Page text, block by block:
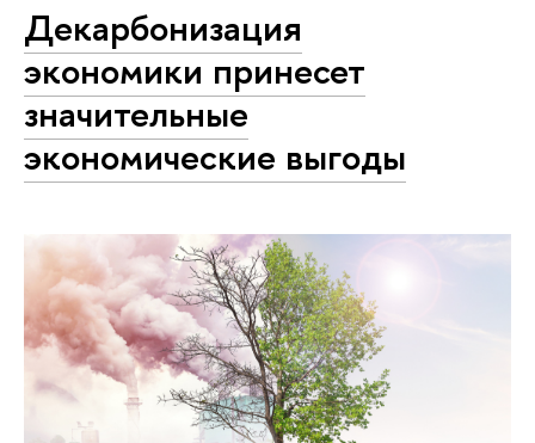
Декарбонизация
экономики принесет
значительные
экономические выгоды